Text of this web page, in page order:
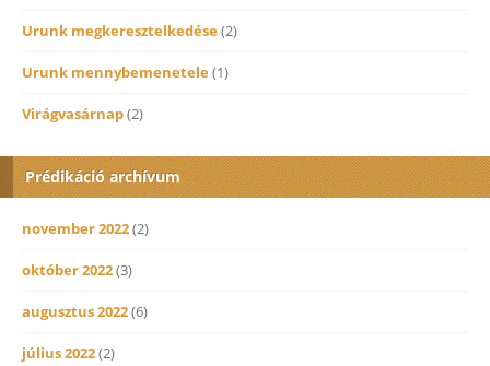
Urunk megkeresztelkedése(2)
Urunk mennybemenetele(1)
Virágvasárnap(2)
Prédikáció archívum
november 2022(2)
október 2022(3)
augusztus 2022(6)
július 2022(2)